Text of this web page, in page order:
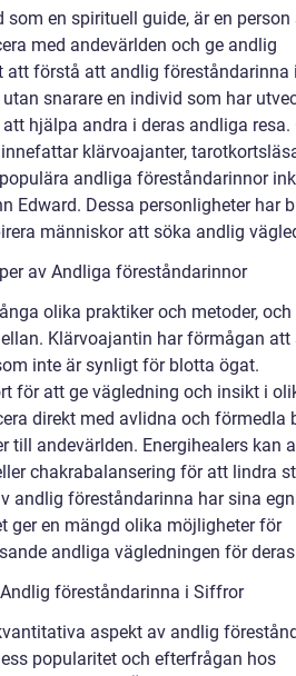
en spirituell guide, är en person
med andevärlden och ge andlig
förstå att andlig föreståndarinna
snarare en individ som har
hjälpa andra i deras andliga resa.
klärvoajanter,
andliga föreståndarinnor
Edward. Dessa personligheter har
människor att söka andlig
av Andliga föreståndarinnor
olika praktiker och metoder, och
Klärvoajantin har förmågan att
inte är synligt för blotta ögat.
för att ge vägledning och insikt i
direkt med avlidna och förmedla
till andevärlden. Energihealers kan
chakrabalansering för att lindra
andlig föreståndarinna har sina
ger en mängd olika möjligheter för
andliga vägledningen för
föreståndarinna i Siffror
aspekt av andlig
popularitet och efterfrågan hos